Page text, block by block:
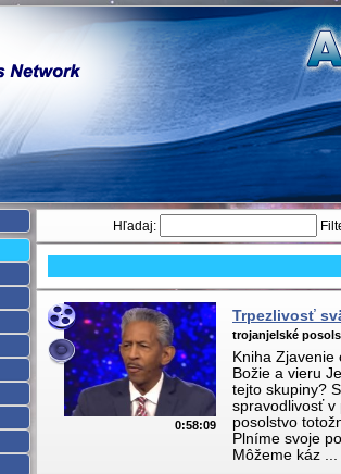
Hľadaj:
0:58:09
Trpezlivosť
trojanjelské
Kniha
Božie a vieru
tejto skupiny?
spravodlivosť v
posolstvo
Plníme svoje
Môžeme káz ...